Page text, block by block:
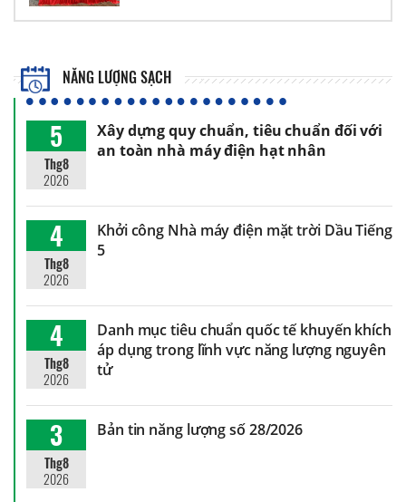
NĂNG LƯỢNG SẠCH
5
Thg8
2026
Xây dựng quy chuẩn, tiêu chuẩn đối với
an toàn nhà máy điện hạt nhân
4
Thg8
2026
Khởi công Nhà máy điện mặt trời Dầu Tiếng
5
4
Thg8
2026
Danh mục tiêu chuẩn quốc tế khuyến khích
áp dụng trong lĩnh vực năng lượng nguyên
tử
3
Thg8
2026
Bản tin năng lượng số 28/2026